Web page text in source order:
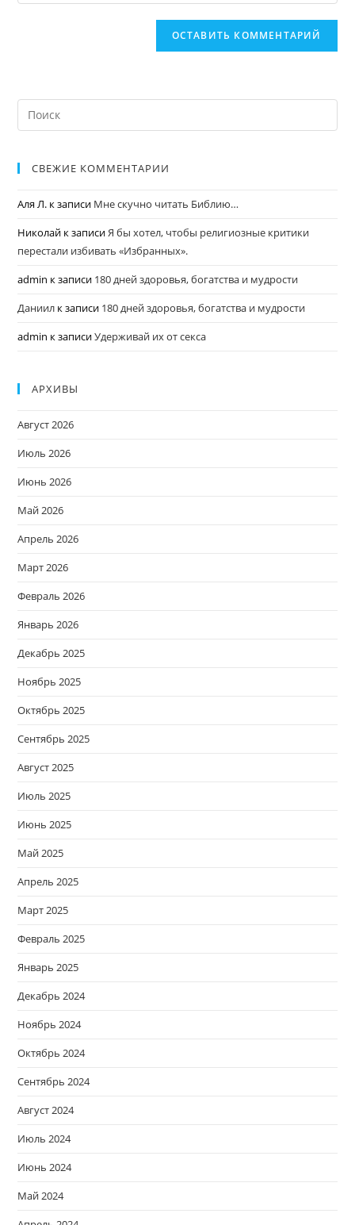
СВЕЖИЕ КОММЕНТАРИИ
Аля Л. к записи Мне скучно читать Библию…
Николай к записиЯ бы хотел, чтобы религиозные критики
перестали избивать «Избранных».
admin к записи 180 дней здоровья, богатства и мудрости
Даниил к записи 180 дней здоровья, богатства и мудрости
admin к записиУдерживай их от секса
АРХИВЫ
Август 2026
Июль 2026
Июнь 2026
Май 2026
Апрель 2026
Март 2026
Февраль 2026
Январь 2026
Декабрь 2025
Ноябрь 2025
Октябрь 2025
Сентябрь 2025
Август 2025
Июль 2025
Июнь 2025
Май 2025
Апрель 2025
Март 2025
Февраль 2025
Январь 2025
Декабрь 2024
Ноябрь 2024
Октябрь 2024
Сентябрь 2024
Август 2024
Июль 2024
Июнь 2024
Май 2024